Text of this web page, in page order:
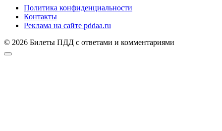
Политика конфиденциальности
Контакты
Реклама на сайте pddaa.ru
© 2026 Билеты ПДД с ответами и комментариями